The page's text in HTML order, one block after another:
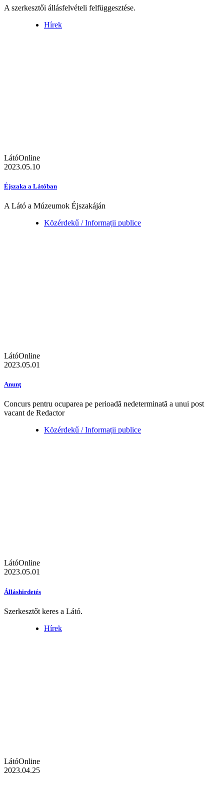
A szerkesztői állásfelvételi felfüggesztése.
Hírek
LátóOnline
2023.05.10
Éjszaka a Látóban
A Látó a Múzeumok Éjszakáján
Közérdekű / Informații publice
LátóOnline
2023.05.01
Anunţ
Concurs pentru ocuparea pe perioadă nedeterminată a unui post
vacant de Redactor
Közérdekű / Informații publice
LátóOnline
2023.05.01
Álláshirdetés
Szerkesztőt keres a Látó.
Hírek
LátóOnline
2023.04.25